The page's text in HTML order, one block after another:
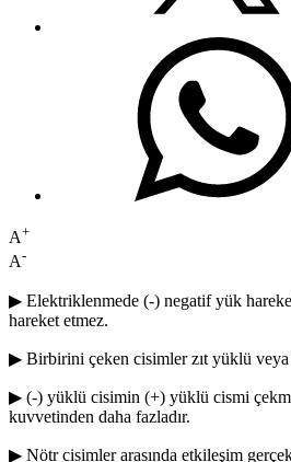
A+
A-
▶ Elektriklenmede (-) negatif yük
hareket etmez.
▶ Birbirini çeken cisimler zıt yüklü
▶ (-) yüklü cisimin (+) yüklü cismi
kuvvetinden daha fazladır.
▶ Nötr cisimler arasında etkileşim